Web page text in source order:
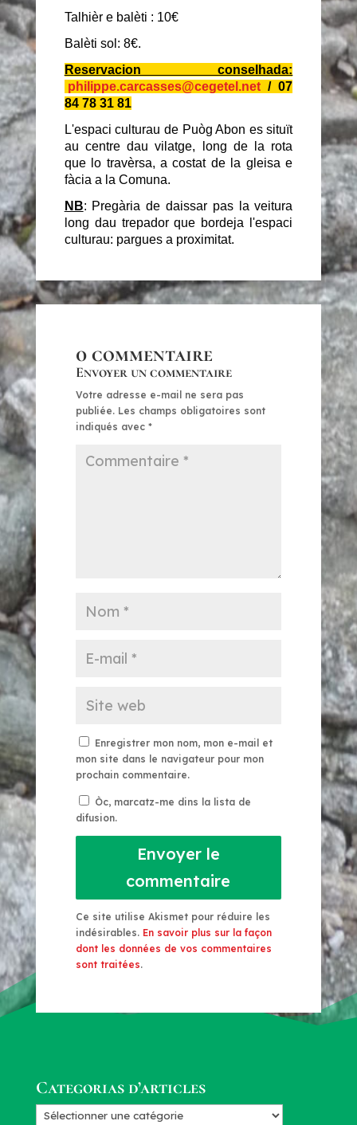
Talhièr e balèti : 10€
Balèti sol: 8€.
Reservacion conselhada:
philippe.carcasses@cegetel.net / 07
84 78 31 81
L'espaci culturau de Puòg Abon es situït
au centre dau vilatge, long de la rota
que lo travèrsa, a costat de la gleisa e
fàcia a la Comuna.
NB: Pregària de daissar pas la veitura
long dau trepador que bordeja l'espaci
culturau: pargues a proximitat.
0 commentaire
Envoyer un commentaire
Votre adresse e-mail ne sera pas
publiée. Les champs obligatoires sont
indiqués avec *
Enregistrer mon nom, mon e-mail et
mon site dans le navigateur pour mon
prochain commentaire.
Òc, marcatz-me dins la lista de
difusion.
Envoyer le
commentaire
Ce site utilise Akismet pour réduire les
indésirables. En savoir plus sur la façon
dont les données de vos commentaires
sont traitées.
Categorias d’articles
Categorias